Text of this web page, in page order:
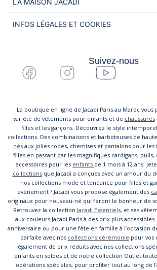
INFOS LÉGALES ET COOKIES
Suivez-nous
La boutique en ligne de Jacadi Paris au Maroc
variété de vêtements pour enfants et de chaussures
filles et les garçons. Découvrez le style
collections. Des combinaisons et barboteuses de
nésaux jolies robes, chemises et pantalons pour les
filles en passant par les magnifiques cardigans,
accessoires pour les enfants de 1 mois à 12 ans.
collectionsque Jacadi a conçues avec un amour du
nos collections mode et tendance pour filles et
évènement ? Jacadi vous propose également des
originaux pour nouveau-né qui feront le bonheur de
Retrouvez la collection Jacadi Essentiels, et ses
aux couleurs Jacadi Paris à des prix plus
anniversaire ou pour une fête en famille à l’occasion
parfaite avec nos collections cérémonie pour vos
également de prix réduits avec nos collections
enfants en soldes et de notre collection Outlet
opérations spéciales, pour profiter tout au long de